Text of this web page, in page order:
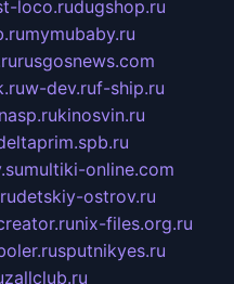
loco.rudugshop.ru
mymubaby.ru
rusgosnews.com
w-dev.ruf-ship.ru
kinosvin.ru
multiki-online.com
detskiy-ostrov.ru
nix-files.org.ru
sputnikyes.ru
zallclub.ru